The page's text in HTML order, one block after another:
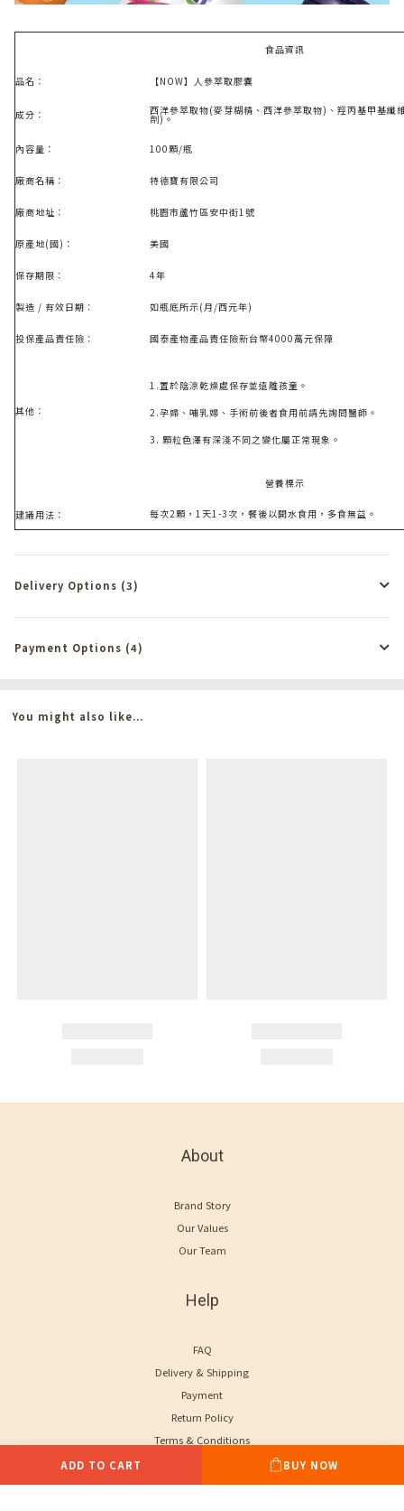
ADD TO CART BUY NOW
食品資訊
品名： 【NOW】 人參萃取膠囊
成分： 西洋參萃取物(麥芽糊精、西洋參萃取物) 、羥丙基甲基纖
劑) 。
內容量： 100顆/瓶
廠商名稱： 特德寶有限公司
廠商地址： 桃園市蘆竹區安中街1號
原產地(國)： 美國
保存期限： 4年
製造 / 有效日期： 如瓶底所示( 月 /西元年)
投保產品責任險： 國泰產物產品責任險新台幣4000萬元保障
其他：
1.置於陰涼乾燥處保存並遠離孩童。
2.孕婦、哺乳婦、手術前後者食用前請先詢問醫師。
3. 顆粒色澤有深淺不同之變化屬正常現象。
營養標示
建議用法： 每次2顆， 1 天1-3次，餐後以開水食用，多食無益。
Delivery Options (3)
Payment Options (4)
You might also like...
About
Brand Story
Our Values
Our Team
Help
FAQ
Delivery & Shipping
Payment
Return Policy
Terms & Conditions
Contact